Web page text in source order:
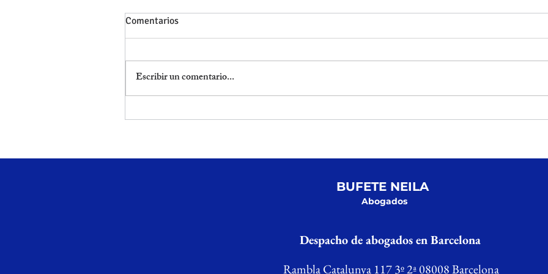
Comentarios
Escribir un comentario...
BUFETE NEILA
Abogados
Despacho de abogados en Barcelona
Rambla Catalunya 117 3º 2ª 08008 Barcelona